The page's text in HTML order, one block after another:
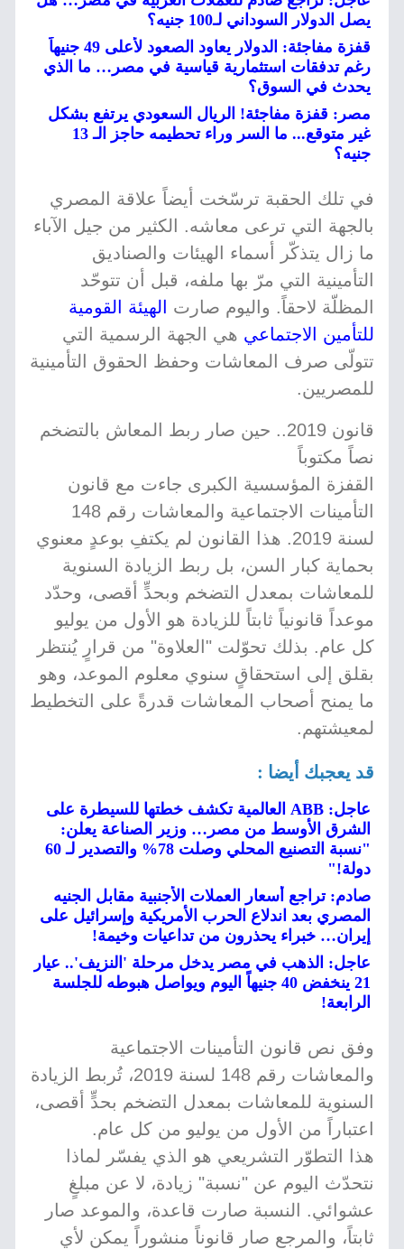
يصل الدولار السوداني لـ100 جنيه؟
قفزة مفاجئة: الدولار يعاود الصعود لأعلى 49 جنيهاً
رغم تدفقات استثمارية قياسية في مصر… ما الذي
يحدث في السوق؟
مصر: قفزة مفاجئة! الريال السعودي يرتفع بشكل
غير متوقع... ما السر وراء تحطيمه حاجز الـ 13
جنيه؟
في تلك الحقبة ترسّخت أيضاً علاقة المصري
بالجهة التي ترعى معاشه. الكثير من جيل الآباء
ما زال يتذكّر أسماء الهيئات والصناديق
التأمينية التي مرّ بها ملفه، قبل أن تتوحّد
المظلّة لاحقاً. واليوم صارت
الهيئة القومية
للتأمين الاجتماعي هي الجهة الرسمية التي
تتولّى صرف المعاشات وحفظ الحقوق التأمينية
للمصريين.
قانون 2019.. حين صار ربط المعاش بالتضخم
نصاً مكتوباً
القفزة المؤسسية الكبرى جاءت مع قانون
التأمينات الاجتماعية والمعاشات رقم 148
لسنة 2019. هذا القانون لم يكتفِ بوعدٍ معنوي
بحماية كبار السن، بل ربط الزيادة السنوية
للمعاشات بمعدل التضخم وبحدٍّ أقصى، وحدّد
موعداً قانونياً ثابتاً للزيادة هو الأول من يوليو
كل عام. بذلك تحوّلت "العلاوة" من قرارٍ يُنتظر
بقلق إلى استحقاقٍ سنوي معلوم الموعد، وهو
ما يمنح أصحاب المعاشات قدرةً على التخطيط
لمعيشتهم.
قد يعجبك أيضا :
عاجل: ABB العالمية تكشف خطتها للسيطرة على
الشرق الأوسط من مصر… وزير الصناعة يعلن:
"نسبة التصنيع المحلي وصلت 78% والتصدير لـ 60
دولة!"
صادم: تراجع أسعار العملات الأجنبية مقابل الجنيه
المصري بعد اندلاع الحرب الأمريكية وإسرائيل على
إيران… خبراء يحذرون من تداعيات وخيمة!
عاجل: الذهب في مصر يدخل مرحلة 'النزيف'.. عيار
21 ينخفض 40 جنيهاً اليوم ويواصل هبوطه للجلسة
الرابعة!
وفق نص قانون التأمينات الاجتماعية
والمعاشات رقم 148 لسنة 2019، تُربط الزيادة
السنوية للمعاشات بمعدل التضخم بحدٍّ أقصى،
اعتباراً من الأول من يوليو من كل عام.
هذا التطوّر التشريعي هو الذي يفسّر لماذا
نتحدّث اليوم عن "نسبة" زيادة، لا عن مبلغٍ
عشوائي. النسبة صارت قاعدة، والموعد صار
ثابتاً، والمرجع صار قانوناً منشوراً يمكن لأي